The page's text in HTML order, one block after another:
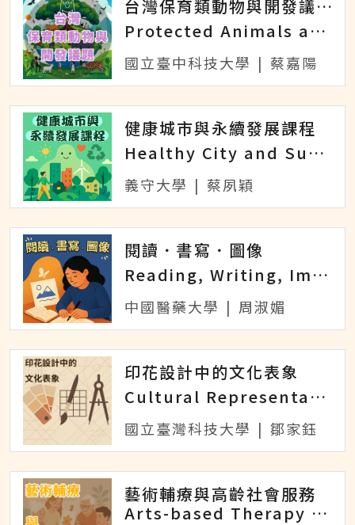
台灣保育類動物與開發議題
Protected Animals and Development Issues in Taiwan
國立臺中科技大學 | 蔡嘉陽
健康城市與永續發展課程
Healthy City and Sustainable Development
義守大學 | 蔡夙穎
閱讀．書寫．圖像
Reading, Writing, Image
中國醫藥大學 | 周淑媚
印花設計中的文化表象
Cultural Representation in Print Design
國立臺灣科技大學 | 鄒家鈺
藝術輔療與高齡社會服務
Arts-based Therapy and Elderly Social Services